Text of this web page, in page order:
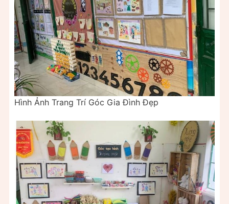
Hình Ảnh Trang Trí Góc Gia Đình Đẹp